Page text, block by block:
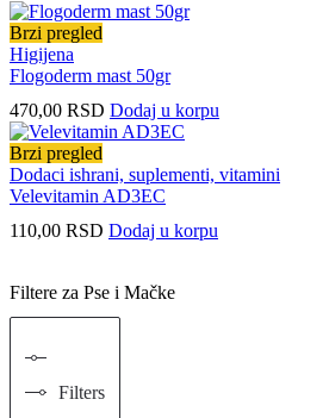
Brzi pregled
Higijena
Flogoderm mast 50gr
470,00 RSD Dodaj u korpu
Brzi pregled
Dodaci ishrani, suplementi, vitamini
Velevitamin AD3EC
110,00 RSD Dodaj u korpu
Filtere za Pse i Mačke
Filters